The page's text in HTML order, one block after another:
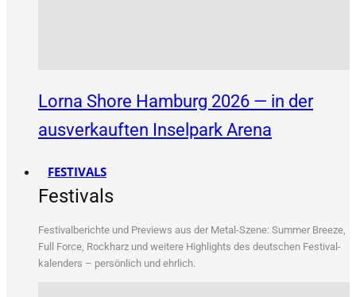
Lorna Shore Hamburg 2026 — in der
ausverkauften Inselpark Arena
FESTIVALS
Festivals
Fes­ti­val­be­rich­te und Pre­views aus der Metal-Sze­ne: Sum­mer Bree­ze,
Full Force, Rock­harz und wei­te­re High­lights des deut­schen Fes­ti­val­
ka­len­ders – per­sön­lich und ehrlich.